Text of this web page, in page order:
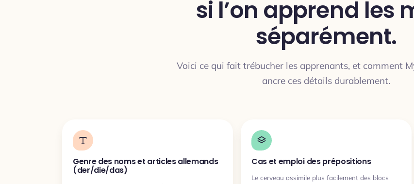
si l’on apprend les
séparément.
Voici ce qui fait trébucher les apprenants, et comment
ancre ces détails durablement.
Genre des noms et articles allemands
(der/die/das)
Cas et emploi des prépositions
Le cerveau assimile plus facilement des blocs